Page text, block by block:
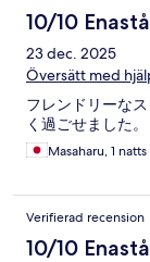
10/10
23 dec. 2025
Översätt med
フレンドリーな
く過ごせました。
Masaharu, 1 natts
Verifierad recension
10/10